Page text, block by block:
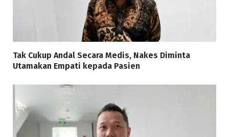
Tak Cukup Andal Secara Medis, Nakes Diminta
Utamakan Empati kepada Pasien